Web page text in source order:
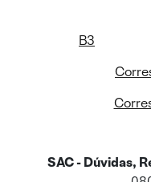
B3
SAC - Dúvidas,